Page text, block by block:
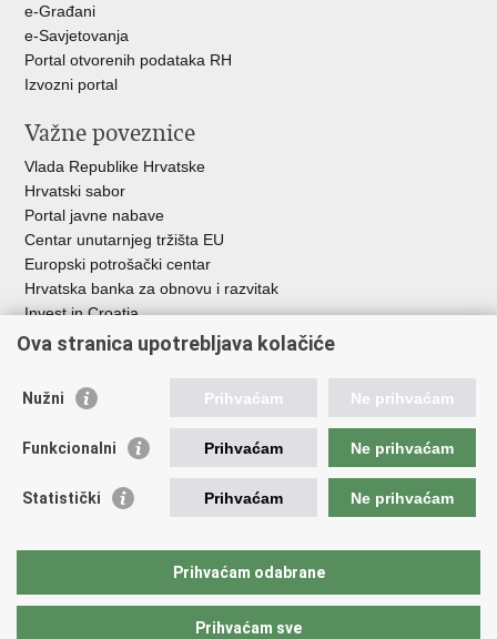
e-Građani
e-Savjetovanja
Portal otvorenih podataka RH
Izvozni portal
Važne poveznice
Vlada Republike Hrvatske
Hrvatski sabor
Portal javne nabave
Centar unutarnjeg tržišta EU
Europski potrošački centar
Hrvatska banka za obnovu i razvitak
Invest in Croatia
Europska banka za obnovu i razvoj
Središnja agencija za financiranje i ugovaranje
Institucije i javne ustanove u nadležnosti
Ministarstva
Agencija za ugljikovodike
Hrvatski zavod za norme
Hrvatska agencija za malo gospodarstvo, inovacije i investicije
Državni zavod za mjeriteljstvo
Ova stranica upotrebljava kolačiće
Nužni Prihvaćam Ne prihvaćam
Funkcionalni Prihvaćam Ne prihvaćam
Statistički Prihvaćam Ne prihvaćam
Prihvaćam odabrane
Prihvaćam sve